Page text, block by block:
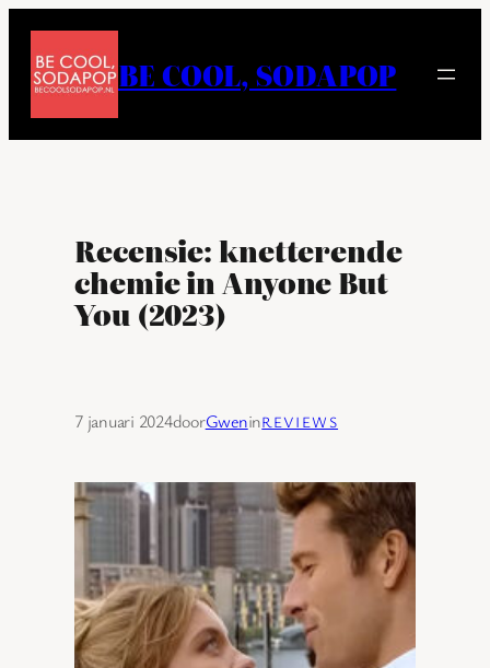
naar
inhoud
BE COOL, SODAPOP
Recensie: knetterende
chemie in Anyone But
You (2023)
7 januari 2024doorGweninREVIEWS